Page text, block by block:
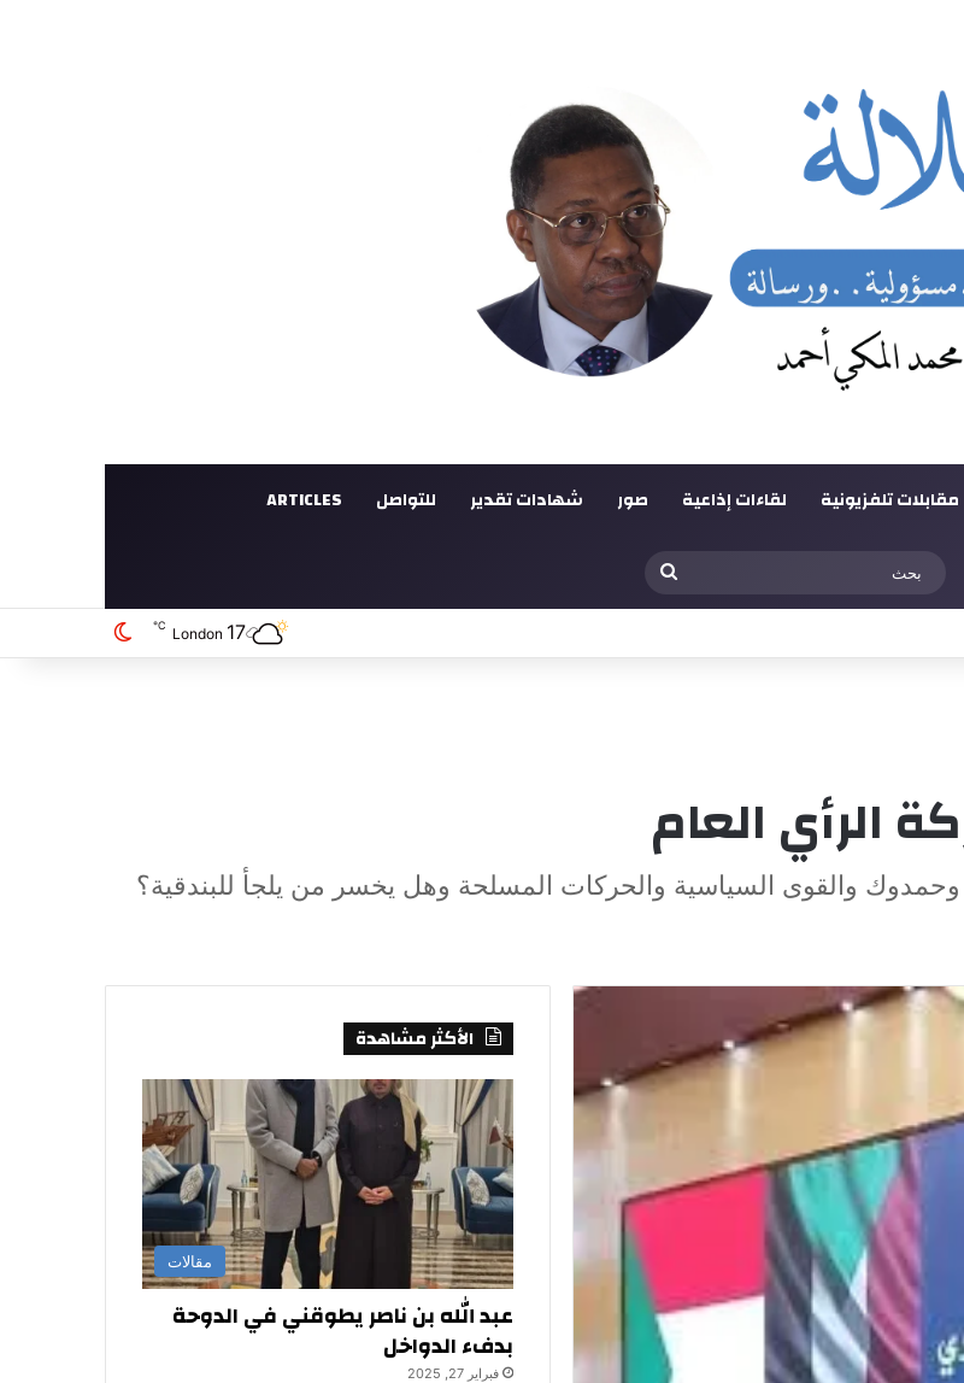
مقابلات تلفزيونية لقاءات إذاعية صور شهادات تقدير للتواصل ARTICLES
الوضع المظلم
بشأن تحديات سياسية وأمنية في جنوب السودان London 17
℃
الرأي العام
والقوى السياسية والحركات المسلحة وهل يخسر من يلجأ للبندقية؟
الأكثر مشاهدة
مقالات
عبد الله بن ناصر يطوقني في الدوحة
بدفء الدواخل
فبراير 27, 2025